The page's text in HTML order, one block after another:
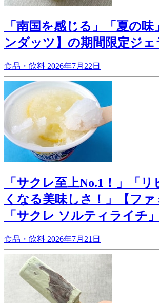
「南国を感じる」「夏の
ンダッツ】の期間限定ジェ
食品・飲料 2026年7月22日
「サクレ至上No.1！」「
くなる美味しさ！」【ファ
「サクレ ソルティライチ」
食品・飲料 2026年7月21日